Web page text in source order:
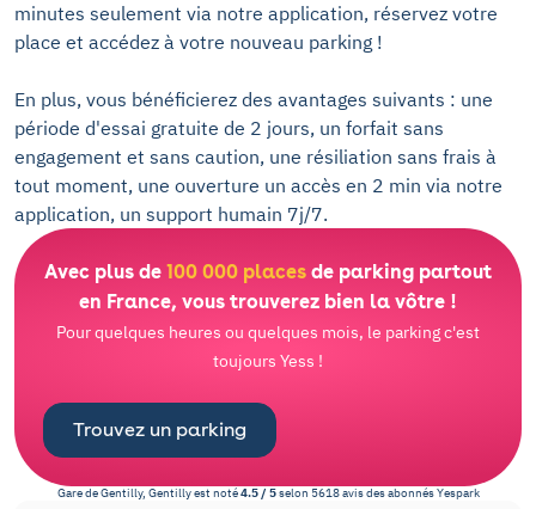
minutes seulement via notre application, réservez votre
place et accédez à votre nouveau parking !
En plus, vous bénéficierez des avantages suivants : une
période d'essai gratuite de 2 jours, un forfait sans
engagement et sans caution, une résiliation sans frais à
tout moment, une ouverture un accès en 2 min via notre
application, un support humain 7j/7.
Avec plus de 100 000 places de parking partout
en France, vous trouverez bien la vôtre !
Pour quelques heures ou quelques mois, le parking c'est
toujours Yess !
Trouvez un parking
Gare de Gentilly, Gentillyest noté4.5/ 5selon 5618avis des abonnésYespark